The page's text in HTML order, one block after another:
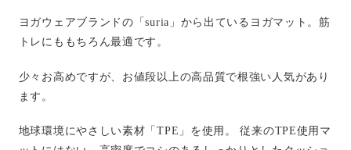
ヨガウェアブランドの「suria」から出ているヨガマット。筋
トレにももちろん最適です。
少々お高めですが、お値段以上の高品質で根強い人気があり
ます。
地球環境にやさしい素材「TPE」を使用。 従来のTPE使用マ